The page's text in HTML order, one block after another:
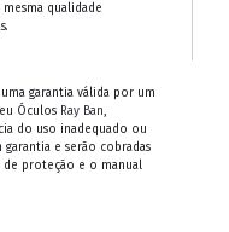
qualidade
garantia válida por um
Óculos Ray Ban,
do uso inadequado ou
e serão cobradas
proteção e o manual